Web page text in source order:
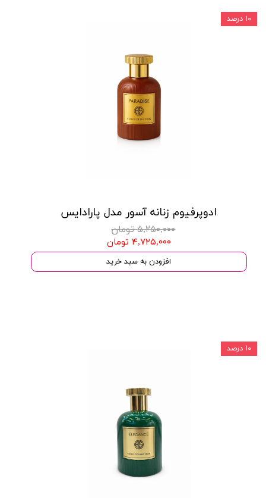
ادوپرفیوم زنانه آسور مدل پارادایس
۵,۲۵۰,۰۰۰ تومان
۴,۷۲۵,۰۰۰ تومان
افزودن به سبد خرید
۱۰ درصد
۱۰ درصد